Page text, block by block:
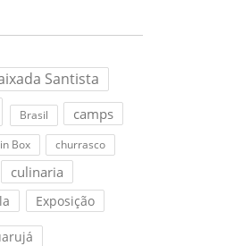
Santista
Brasil camps
Box
churrasco
culinaria
Exposição